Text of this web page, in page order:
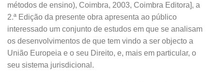
métodos de ensino), Coimbra, 2003, Coimbra Editora], a
2.ª Edição da presente obra apresenta ao público
interessado um conjunto de estudos em que se analisam
os desenvolvimentos de que tem vindo a ser objecto a
União Europeia e o seu Direito, e, mais em particular, o
seu sistema jurisdicional.